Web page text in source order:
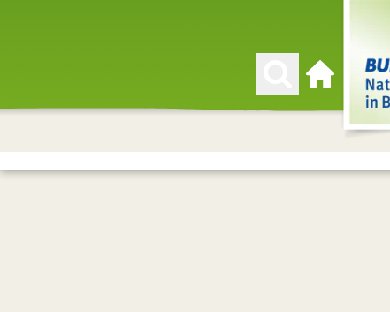
Zur Startseite